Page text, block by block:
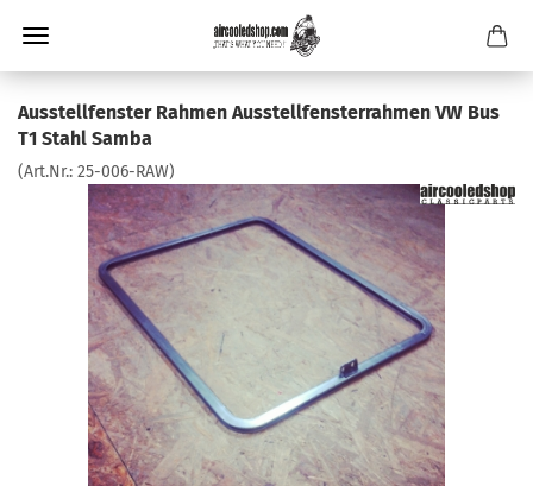
Ausstellfenster Rahmen Ausstellfensterrahmen VW Bus
T1 Stahl Samba
(Art.Nr.: 25-006-RAW)